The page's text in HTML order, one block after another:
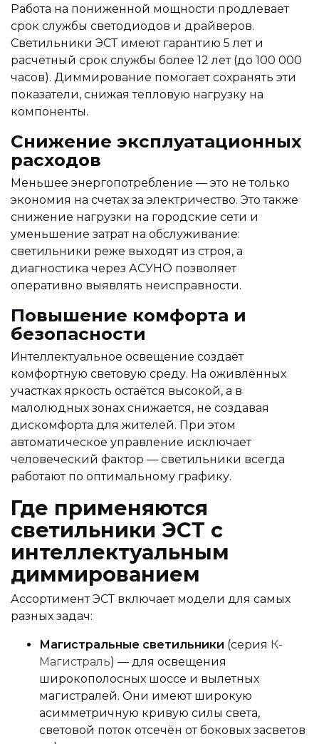
Работа на пониженной мощности продлевает
срок службы светодиодов и драйверов.
Светильники ЭСТ имеют гарантию 5 лет и
расчётный срок службы более 12 лет (до 100 000
часов). Диммирование помогает сохранять эти
показатели, снижая тепловую нагрузку на
компоненты.
Снижение эксплуатационных
расходов
Меньшее энергопотребление — это не только
экономия на счетах за электричество. Это также
снижение нагрузки на городские сети и
уменьшение затрат на обслуживание:
светильники реже выходят из строя, а
диагностика через АСУНО позволяет
оперативно выявлять неисправности.
Повышение комфорта и
безопасности
Интеллектуальное освещение создаёт
комфортную световую среду. На оживлённых
участках яркость остаётся высокой, а в
малолюдных зонах снижается, не создавая
дискомфорта для жителей. При этом
автоматическое управление исключает
человеческий фактор — светильники всегда
работают по оптимальному графику.
Где применяются
светильники ЭСТ с
интеллектуальным
диммированием
Ассортимент ЭСТ включает модели для самых
разных задач:
Магистральные светильники (серия К-
Магистраль) — для освещения
широкополосных шоссе и вылетных
магистралей. Они имеют широкую
асимметричную кривую силы света,
световой поток отсечён от боковых засветов